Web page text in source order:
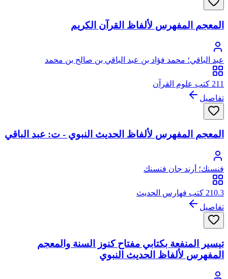
المعجم المفهرس لألفاظ القرآن الكريم
عبد الباقي؛ محمد فؤاد بن عبد الباقي بن صالح بن محمد
211 كتب علوم القرآن
تفاصيل
المعجم المفهرس لألفاظ الحديث النبوي - ت: عبد الباقي
فنسنك؛ أرند جان فنسنك
210.3 كتب فهارس الحديث
تفاصيل
تيسير المنفعة بكتابي مفتاح كنوز السنة والمعجم
المفهرس لألفاظ الحديث النبوي